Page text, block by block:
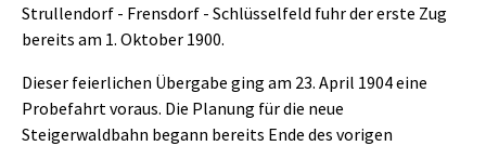
Strullendorf - Frensdorf - Schlüsselfeld fuhr der erste Zug
bereits am 1. Oktober 1900.
Dieser feierlichen Übergabe ging am 23. April 1904 eine
Probefahrt voraus. Die Planung für die neue
Steigerwaldbahn begann bereits Ende des vorigen